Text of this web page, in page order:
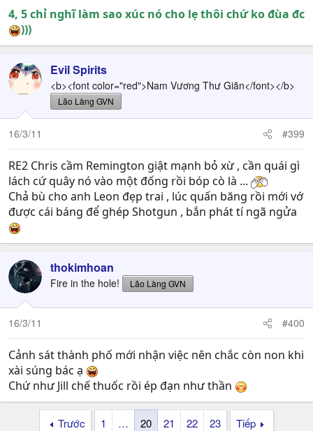
4, 5 chỉ nghĩ làm sao xúc nó cho lẹ thôi chứ ko đùa đc
)))
Evil Spirits
<b><font color="red">Nam Vương Thư Giãn</font></b>
Lão Làng GVN
16/3/11 #399
RE2 Chris cầm Remington giật mạnh bỏ xừ , cần quái gì
lách cứ quây nó vào một đống rồi bóp cò là ...
Chả bù cho anh Leon đẹp trai , lúc quấn băng rồi mới vớ
được cái báng để ghép Shotgun , bắn phát tí ngã ngửa
thokimhoan
Fire in the hole! Lão Làng GVN
16/3/11 #400
Cảnh sát thành phố mới nhận việc nên chắc còn non khi
xài súng bác ạ
Chứ như Jill chế thuốc rồi ép đạn như thần
Trước 1 … 20 21 22 23 Tiếp